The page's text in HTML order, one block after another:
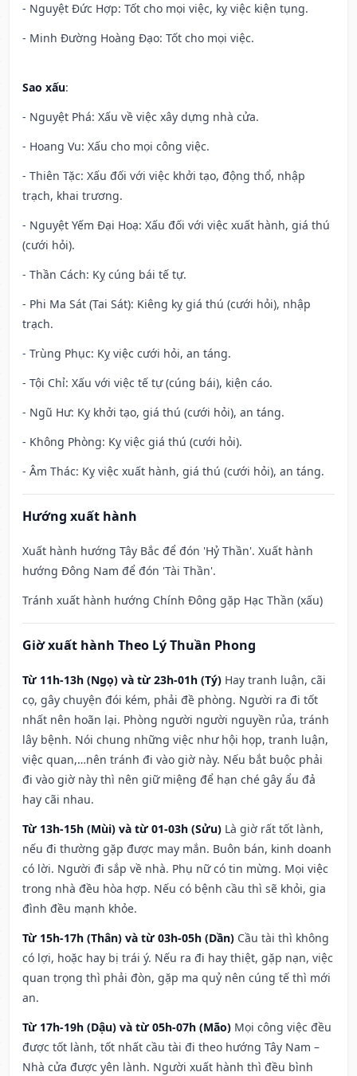
- Nguyệt Đức Hợp: Tốt cho mọi việc, kỵ việc kiện tụng.
- Minh Đường Hoàng Đạo: Tốt cho mọi việc.
Sao xấu:
- Nguyệt Phá: Xấu về việc xây dựng nhà cửa.
- Hoang Vu: Xấu cho mọi công việc.
- Thiên Tặc: Xấu đối với việc khởi tạo, động thổ, nhập
trạch, khai trương.
- Nguyệt Yếm Đại Hoạ: Xấu đối với việc xuất hành, giá thú
(cưới hỏi).
- Thần Cách: Kỵ cúng bái tế tự.
- Phi Ma Sát (Tai Sát): Kiêng kỵ giá thú (cưới hỏi), nhập
trạch.
- Trùng Phục: Kỵ việc cưới hỏi, an táng.
- Tội Chỉ: Xấu với việc tế tự (cúng bái), kiện cáo.
- Ngũ Hư: Kỵ khởi tạo, giá thú (cưới hỏi), an táng.
- Không Phòng: Kỵ việc giá thú (cưới hỏi).
- Âm Thác: Kỵ việc xuất hành, giá thú (cưới hỏi), an táng.
Hướng xuất hành
Xuất hành hướng Tây Bắc để đón 'Hỷ Thần'. Xuất hành
hướng Đông Nam để đón 'Tài Thần'.
Tránh xuất hành hướng Chính Đông gặp Hạc Thần (xấu)
Giờ xuất hành Theo Lý Thuần Phong
Từ 11h-13h (Ngọ) và từ 23h-01h (Tý) Hay tranh luận, cãi
cọ, gây chuyện đói kém, phải đề phòng. Người ra đi tốt
nhất nên hoãn lại. Phòng người người nguyền rủa, tránh
lây bệnh. Nói chung những việc như hội họp, tranh luận,
việc quan,…nên tránh đi vào giờ này. Nếu bắt buộc phải
đi vào giờ này thì nên giữ miệng để hạn ché gây ẩu đả
hay cãi nhau.
Từ 13h-15h (Mùi) và từ 01-03h (Sửu) Là giờ rất tốt lành,
nếu đi thường gặp được may mắn. Buôn bán, kinh doanh
có lời. Người đi sắp về nhà. Phụ nữ có tin mừng. Mọi việc
trong nhà đều hòa hợp. Nếu có bệnh cầu thì sẽ khỏi, gia
đình đều mạnh khỏe.
Từ 15h-17h (Thân) và từ 03h-05h (Dần) Cầu tài thì không
có lợi, hoặc hay bị trái ý. Nếu ra đi hay thiệt, gặp nạn, việc
quan trọng thì phải đòn, gặp ma quỷ nên cúng tế thì mới
an.
Từ 17h-19h (Dậu) và từ 05h-07h (Mão) Mọi công việc đều
được tốt lành, tốt nhất cầu tài đi theo hướng Tây Nam –
Nhà cửa được yên lành. Người xuất hành thì đều bình